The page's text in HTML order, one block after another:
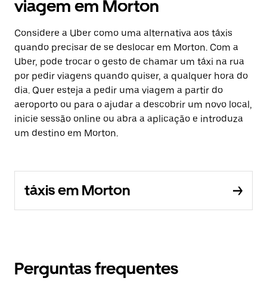
viagem em Morton
Considere a Uber como uma alternativa aos táxis
quando precisar de se deslocar em Morton. Com a
Uber, pode trocar o gesto de chamar um táxi na rua
por pedir viagens quando quiser, a qualquer hora do
dia. Quer esteja a pedir uma viagem a partir do
aeroporto ou para o ajudar a descobrir um novo local,
inicie sessão online ou abra a aplicação e introduza
um destino em Morton.
táxis em Morton
Perguntas frequentes